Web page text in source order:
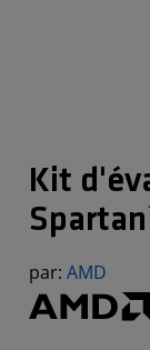
Kit
par: AMD